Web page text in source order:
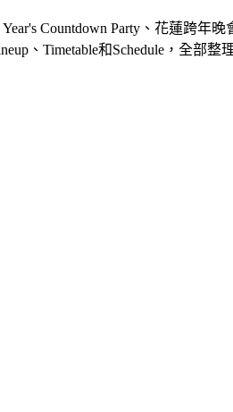
Countdown Party、花蓮跨
、Timetable和Schedule，全部整